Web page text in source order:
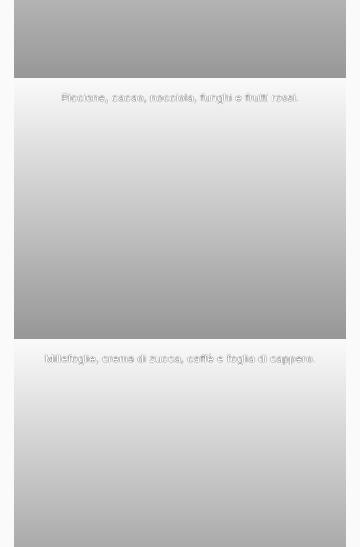
Piccione, cacao, nocciola, funghi e frutti rossi.
Millefoglie, crema di zucca, caffè e foglia di cappero.